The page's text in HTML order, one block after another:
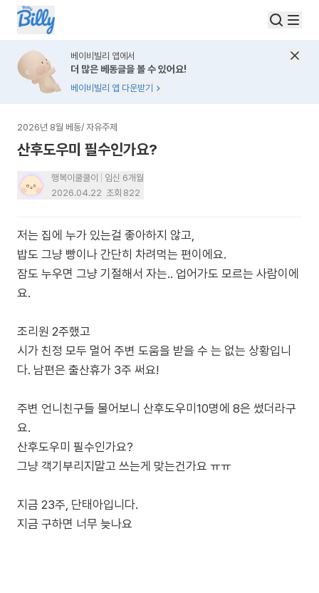
베이비빌리 앱에서
더 많은 베동글을 볼 수 있어요!
베이비빌리 앱 다운받기
2026년 8월 베동/ 자유주제
산후도우미 필수인가요?
행복이쿨쿨이
임신 6개월
2026.04.22 조회 822
저는 집에 누가 있는걸 좋아하지 않고,
밥도 그냥 빵이나 간단히 차려먹는 편이에요.
잠도 누우면 그냥 기절해서 자는.. 업어가도 모르는 사람이에
요.
조리원 2주했고
시가 친정 모두 멀어 주변 도움을 받을 수 는 없는 상황입니
다. 남편은 출산휴가 3주 써요!
주변 언니친구들 물어보니 산후도우미10명에 8은 썼더라구
요.
산후도우미 필수인가요?
그냥 객기부리지말고 쓰는게 맞는건가요 ㅠㅠ
지금 23주, 단태아입니다.
지금 구하면 너무 늦나요